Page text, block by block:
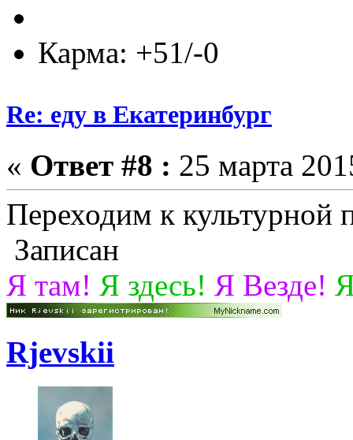
Карма: +51/-0
Re: еду в Екатеринбург
« Ответ #8 : 25 марта
Переходим к культурной
Записан
Я там! Я здесь! Я Везде!
Rjevskii